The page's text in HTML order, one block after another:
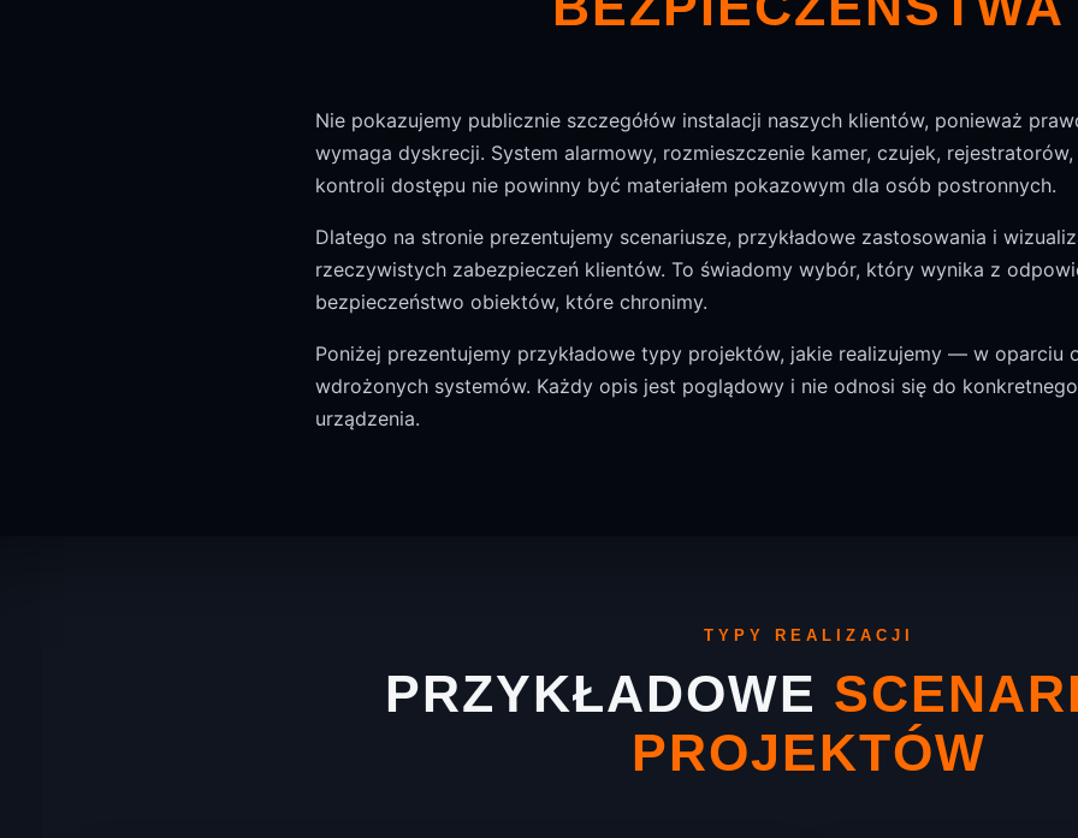
Nie pokazujemy publicznie szczegółów instalacji naszych klientów, ponieważ
wymaga dyskrecji. System alarmowy, rozmieszczenie kamer, czujek,
kontroli dostępu nie powinny być materiałem pokazowym dla osób postronnych.
Dlatego na stronie prezentujemy scenariusze, przykładowe zastosowania i
rzeczywistych zabezpieczeń klientów. To świadomy wybór, który wynika z
bezpieczeństwo obiektów, które chronimy.
Poniżej prezentujemy przykładowe typy projektów, jakie realizujemy — w oparciu
wdrożonych systemów. Każdy opis jest poglądowy i nie odnosi się do
urządzenia.
TYPY REALIZACJI
PRZYKŁADOWE
PROJEKTÓW